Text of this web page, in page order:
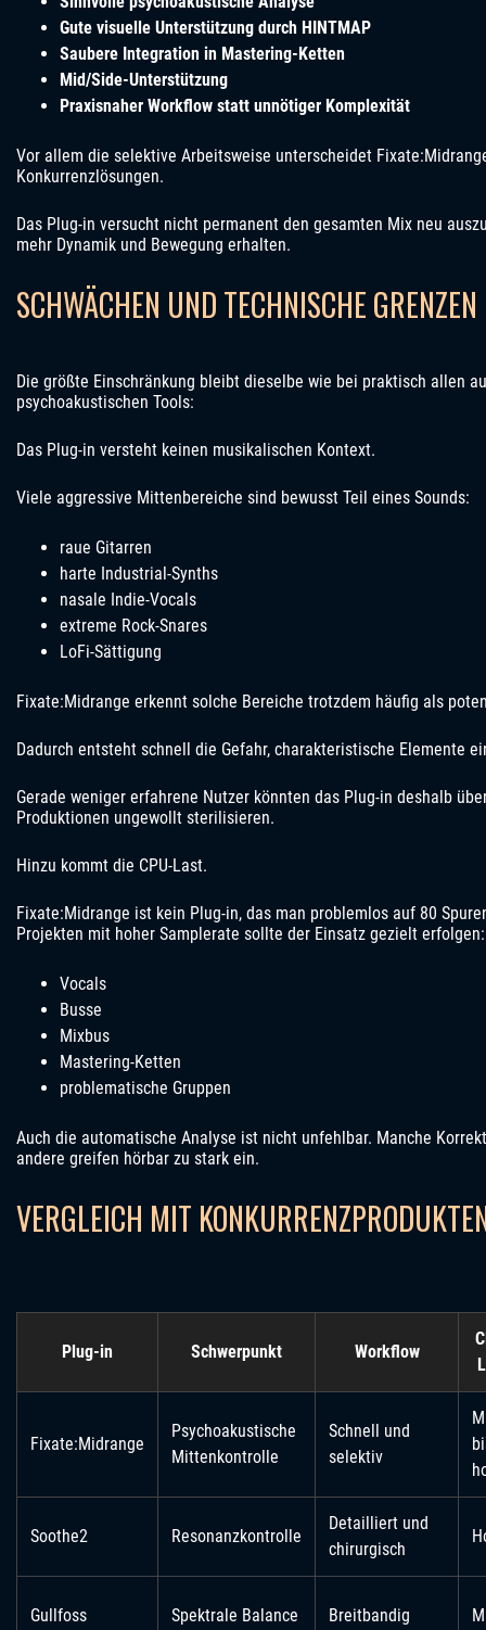
Gute visuelle Unterstützung durch HINTMAP
Saubere Integration in Mastering-Ketten
Mid/Side-Unterstützung
Praxisnaher Workflow statt unnötiger Komplexität
Vor allem die selektive Arbeitsweise unterscheidet
Konkurrenzlösungen.
Das Plug-in versucht nicht permanent den gesamten Mix neu
mehr Dynamik und Bewegung erhalten.
SCHWÄCHEN UND TECHNISCHE GRENZEN
Die größte Einschränkung bleibt dieselbe wie bei praktisch allen
psychoakustischen Tools:
Das Plug-in versteht keinen musikalischen Kontext.
Viele aggressive Mittenbereiche sind bewusst Teil eines Sounds:
raue Gitarren
harte Industrial-Synths
nasale Indie-Vocals
extreme Rock-Snares
LoFi-Sättigung
Fixate:Midrange erkennt solche Bereiche trotzdem häufig als
Dadurch entsteht schnell die Gefahr, charakteristische Elemente
Gerade weniger erfahrene Nutzer könnten das Plug-in deshalb
Produktionen ungewollt sterilisieren.
Hinzu kommt die CPU-Last.
Fixate:Midrange ist kein Plug-in, das man problemlos auf 80
Projekten mit hoher Samplerate sollte der Einsatz gezielt erfolgen:
Vocals
Busse
Mixbus
Mastering-Ketten
problematische Gruppen
Auch die automatische Analyse ist nicht unfehlbar. Manche
andere greifen hörbar zu stark ein.
VERGLEICH MIT
Plug-in Schwerpunkt Workflow
Fixate:Midrange
Psychoakustische
Mittenkontrolle
Schnell und
selektiv
Soothe2 Resonanzkontrolle
Detailliert und
chirurgisch
Gullfoss Spektrale Balance Breitbandig